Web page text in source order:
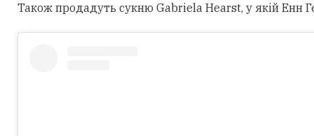
Також продадуть сукню Gabriela Hearst, у якій Енн